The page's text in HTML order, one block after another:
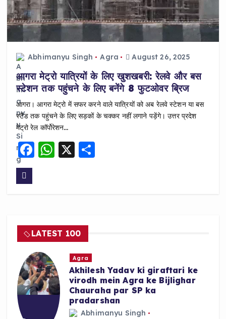
Abhimanyu Singh Agra August 26, 2025
आगरा मेट्रो यात्रियों के लिए खुशखबरी: रेलवे और बस
स्टेशन तक पहुंचने के लिए बनेंगे 8 फुटओवर ब्रिज
आगरा। आगरा मेट्रो में सफर करने वाले यात्रियों को अब रेलवे स्टेशन या बस
स्टैंड तक पहुंचने के लिए सड़कों के चक्कर नहीं लगाने पड़ेंगे। उत्तर प्रदेश
मेट्रो रेल कॉर्पोरेशन…
F
o
o
k
W
p
p
X S
LATEST 100
Agra
Akhilesh Yadav ki giraftari ke
virodh mein Agra ke Bijlighar
Chauraha par SP ka
pradarshan
Abhimanyu Singh